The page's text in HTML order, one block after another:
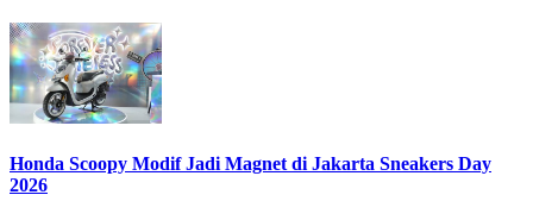
Honda Scoopy Modif Jadi Magnet di Jakarta Sneakers Day
2026